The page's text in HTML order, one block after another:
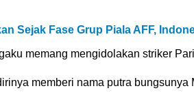
Sejak Fase Grup Piala AFF,
memang mengidolakan striker
memberi nama putra bungsunya